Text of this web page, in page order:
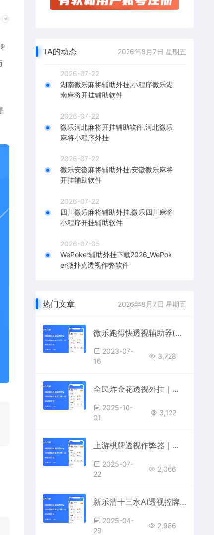
TA的动态 2026年8月7日 星期五
2026-07-22
湖南微乐麻将辅助外挂,小程序微乐湖
南麻将开挂辅助软件
2026-07-22
微乐河北麻将开挂辅助软件,河北微乐
麻将小程序外挂
2026-07-22
微乐安徽麻将辅助外挂,安徽微乐麻将
开挂辅助软件
2026-07-22
四川微乐麻将辅助外挂,微乐四川麻将
小程序开挂辅助软件
2026-07-05
WePoker辅助外挂下载2026_WePok
er微扑克透视作弊软件
热门文章 2026年8月7日 星期五
微乐跑得快透视辅助器(微乐跑得快看牌作弊外挂)
2023-07-
16
3,728
全民炸金花透视外挂｜全民炸金花作弊器｜全民炸金花AI控牌辅助｜炸金花游戏作弊软件
2025-10-
01
3,122
上游棋牌透视作弊器｜上游棋牌AI外挂神器｜麻将、三公、十三水、炸金花
2025-07-
22
2,066
新乐清十三水AI透视控牌辅助开挂
2025-04-
29
2,986